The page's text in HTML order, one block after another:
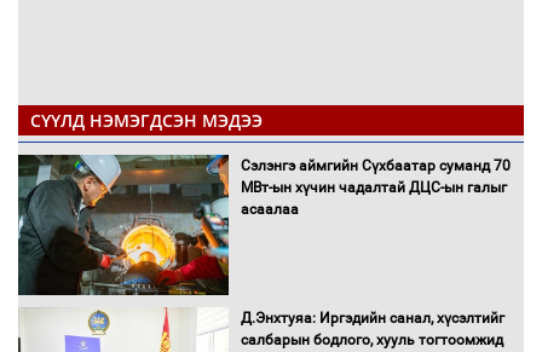
СҮҮЛД НЭМЭГДСЭН МЭДЭЭ
Сэлэнгэ аймгийн Сүхбаатар суманд 70
МВт-ын хүчин чадалтай ДЦС-ын галыг
асаалаа
Д.Энхтуяа: Иргэдийн санал, хүсэлтийг
салбарын бодлого, хууль тогтоомжид